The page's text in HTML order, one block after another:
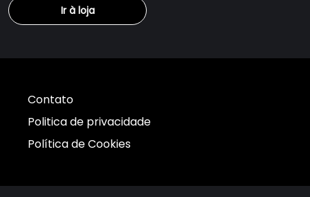
Ir à loja
Contato
Politica de privacidade
Política de Cookies